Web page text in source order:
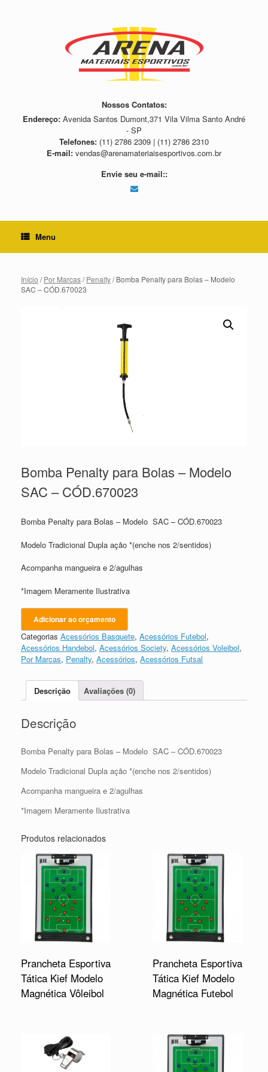
Nossos Contatos:
Endereço: Avenida Santos Dumont,371 Vila Vilma Santo André
- SP
Telefones: (11) 2786 2309 | (11) 2786 2310
E-mail: vendas@arenamateriaisesportivos.com.br
Envie seu e-mail::
Menu
Início /Por Marcas/Penalty/ Bomba Penalty para Bolas – Modelo
SAC – CÓD.670023
Bomba Penalty para Bolas – Modelo
SAC – CÓD.670023
Bomba Penalty para Bolas – Modelo SAC – CÓD.670023
Modelo Tradicional Dupla ação *(enche nos 2/sentidos)
Acompanha mangueira e 2/agulhas
*Imagem Meramente Ilustrativa
Adicionar ao orçamento
Categorias Acessórios Basquete, Acessórios Futebol,
Acessórios Handebol, Acessórios Society, Acessórios Voleibol,
Por Marcas, Penalty, Acessórios, Acessórios Futsal
Descrição Avaliações (0)
Descrição
Bomba Penalty para Bolas – Modelo SAC – CÓD.670023
Modelo Tradicional Dupla ação *(enche nos 2/sentidos)
Acompanha mangueira e 2/agulhas
*Imagem Meramente Ilustrativa
Produtos relacionados
Prancheta Esportiva
Tática Kief Modelo
Magnética Vôleibol
Prancheta Esportiva
Tática Kief Modelo
Magnética Futebol